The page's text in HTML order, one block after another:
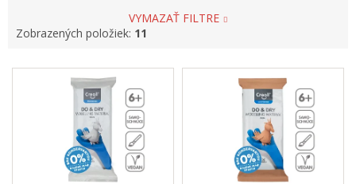
VYMAZAŤ FILTRE
Zobrazených položiek: 11
V